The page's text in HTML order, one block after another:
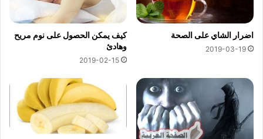
اضرار الشاي على الصحة
2019-03-19
كيف يمكن الحصول على نوم مريح
وهادئ
2019-02-15